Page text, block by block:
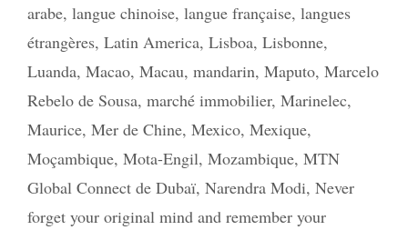
arabe, langue chinoise, langue française, langues
étrangères, Latin America, Lisboa, Lisbonne,
Luanda, Macao, Macau, mandarin, Maputo, Marcelo
Rebelo de Sousa, marché immobilier, Marinelec,
Maurice, Mer de Chine, Mexico, Mexique,
Moçambique, Mota-Engil, Mozambique, MTN
Global Connect de Dubaï, Narendra Modi, Never
forget your original mind and remember your